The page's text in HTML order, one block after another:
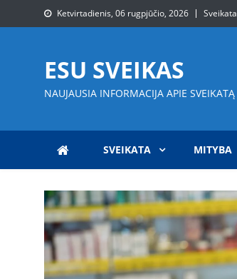
to
Ketvirtadienis, 06 rugpjūčio, 2026 Sveikata
ESU SVEIKAS
NAUJAUSIA INFORMACIJA APIE SVEIKATĄ
SVEIKATA MITYBA